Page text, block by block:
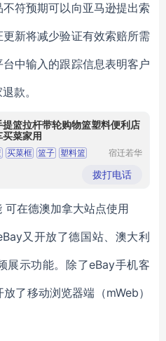
符预期可以向亚马逊提出索
新将减少验证有效索赔所需
中输入的跟踪信息表明客户
款。
提篮拉杆带轮购物篮塑料便利店
买菜家用
买菜框 篮子 塑料篮
宿迁若华
有限公司
拨打电话
在德澳加拿大站点使用
又开放了德国站、澳大利
展示功能。除了eBay手机客
了移动浏览器端（mWeb）